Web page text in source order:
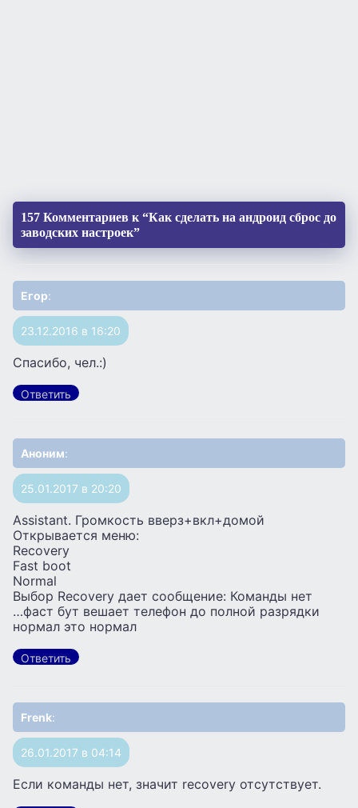
157 Комментариев к “Как сделать на андроид сброс до
заводских настроек”
Егор:
23.12.2016 в 16:20
Спасибо, чел.:)
Ответить
Аноним:
25.01.2017 в 20:20
Assistant. Громкость вверз+вкл+домой
Открывается меню:
Recovery
Fast boot
Normal
Выбор Recovery дает сообщение: Команды нет
…фаст бут вешает телефон до полной разрядки
нормал это нормал
Ответить
Frenk:
26.01.2017 в 04:14
Если команды нет, значит recovery отсутствует.